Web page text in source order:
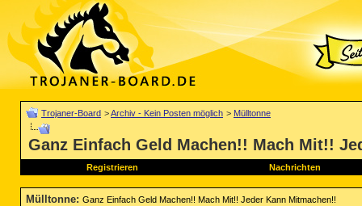
Trojaner-Board >Archiv - Kein Posten möglich > Mülltonne
Ganz Einfach Geld Machen!! Mach Mit!!
Registrieren Nachrichten
Mülltonne: Ganz Einfach Geld Machen!! Mach Mit!! Jeder Kann Mitmachen!!